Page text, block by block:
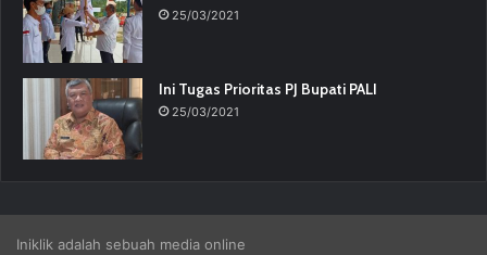
25/03/2021
Ini Tugas Prioritas PJ Bupati PALI
25/03/2021
Iniklik adalah sebuah media online